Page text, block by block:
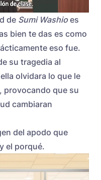
de Sumi Washio es
bien te das es como
eso fue.
su tragedia al
olvidara lo que le
provocando que su
cambiaran
del apodo que
y el porqué.